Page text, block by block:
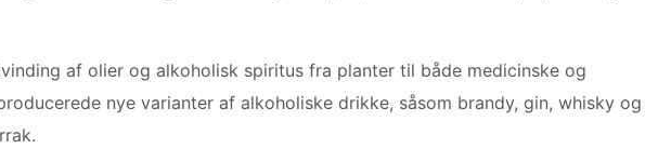
af olier og alkoholisk spiritus fra planter til både medicinske og
nye varianter af alkoholiske drikke, såsom brandy, gin, whisky og